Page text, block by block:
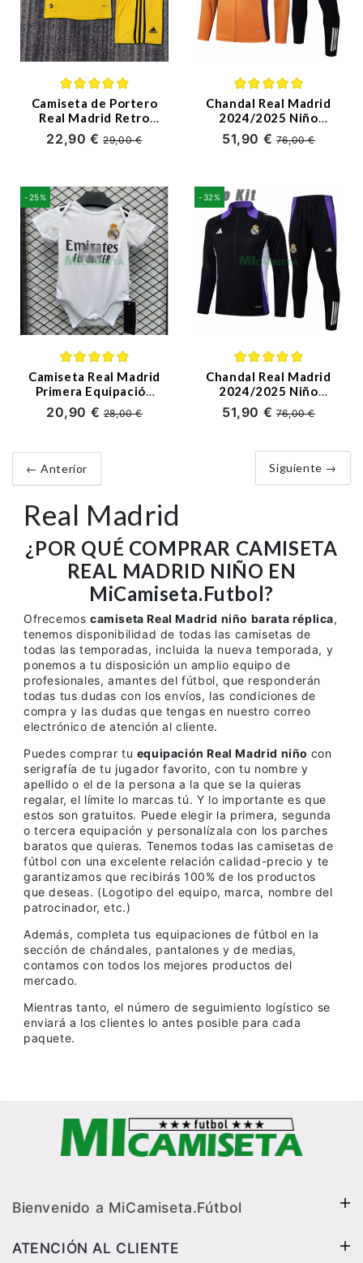
Camiseta de Portero
Real Madrid Retro
2011/12 Amarillo
Niño Kit
22,90 €29,00 €
Chandal Real Madrid
2024/2025 Niño
Naranja
51,90 €76,00 €
-25%
Camiseta Real Madrid
Primera Equipación
2024/2025 Baby
20,90 €28,00 €
-32%
Chandal Real Madrid
2024/2025 Niño
Negro/Púrpura
51,90 €76,00 €
← Anterior Siguiente →
Real Madrid
¿POR QUÉ COMPRAR CAMISETA
REAL MADRID NIÑO EN
MiCamiseta.Futbol?
Ofrecemos camiseta Real Madrid niño barata réplica,
tenemos disponibilidad de todas las camisetas de
todas las temporadas, incluida la nueva temporada, y
ponemos a tu disposición un amplio equipo de
profesionales, amantes del fútbol, que responderán
todas tus dudas con los envíos, las condiciones de
compra y las dudas que tengas en nuestro correo
electrónico de atención al cliente.
Puedes comprar tu equipación Real Madrid niño con
serigrafía de tu jugador favorito, con tu nombre y
apellido o el de la persona a la que se la quieras
regalar, el límite lo marcas tú. Y lo importante es que
estos son gratuitos. Puede elegir la primera, segunda
o tercera equipación y personalízala con los parches
baratos que quieras. Tenemos todas las camisetas de
fútbol con una excelente relación calidad-precio y te
garantizamos que recibirás 100% de los productos
que deseas. (Logotipo del equipo, marca, nombre del
patrocinador, etc.)
Además, completa tus equipaciones de fútbol en la
sección de chándales, pantalones y de medias,
contamos con todos los mejores productos del
mercado.
Mientras tanto, el número de seguimiento logístico se
enviará a los clientes lo antes posible para cada
paquete.
Bienvenido a MiCamiseta.Fútbol
ATENCIÓN AL CLIENTE